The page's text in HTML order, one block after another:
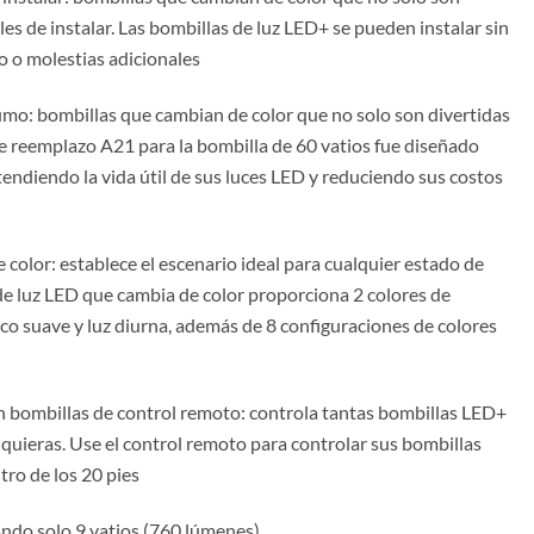
de instalar. Las bombillas de luz LED+ se pueden instalar sin
o molestias adicionales
bombillas que cambian de color que no solo son divertidas
reemplazo A21 para la bombilla de 60 vatios fue diseñado
la vida útil de sus luces LED y reduciendo sus costos
color: establece el escenario ideal para cualquier estado de
luz LED que cambia de color proporciona 2 colores de
suave y luz diurna, además de 8 configuraciones de colores
bombillas de control remoto: controla tantas bombillas LED+
Use el control remoto para controlar sus bombillas
de los 20 pies